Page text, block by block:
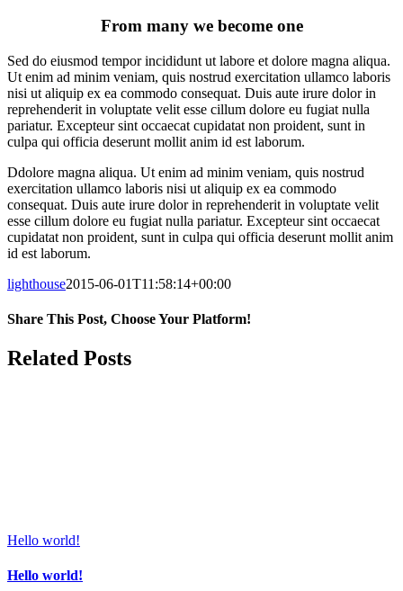
From many we become one
Sed do eiusmod tempor incididunt ut labore et dolore magna aliqua.
Ut enim ad minim veniam, quis nostrud exercitation ullamco laboris
nisi ut aliquip ex ea commodo consequat. Duis aute irure dolor in
reprehenderit in voluptate velit esse cillum dolore eu fugiat nulla
pariatur. Excepteur sint occaecat cupidatat non proident, sunt in
culpa qui officia deserunt mollit anim id est laborum.
Ddolore magna aliqua. Ut enim ad minim veniam, quis nostrud
exercitation ullamco laboris nisi ut aliquip ex ea commodo
consequat. Duis aute irure dolor in reprehenderit in voluptate velit
esse cillum dolore eu fugiat nulla pariatur. Excepteur sint occaecat
cupidatat non proident, sunt in culpa qui officia deserunt mollit anim
id est laborum.
lighthouse2015-06-01T11:58:14+00:00
Share This Post, Choose Your Platform!
Facebook
Twitter
LinkedIn
Tumblr
Pinterest
Related Posts
Hello world!
Hello world!